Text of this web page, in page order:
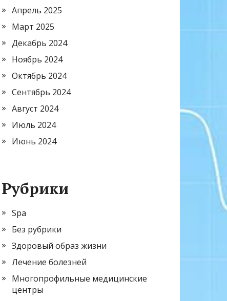
Апрель 2025
Март 2025
Декабрь 2024
Ноябрь 2024
Октябрь 2024
Сентябрь 2024
Август 2024
Июль 2024
Июнь 2024
Рубрики
Spa
Без рубрики
Здоровый образ жизни
Лечение болезней
Многопрофильные медицинские
центры